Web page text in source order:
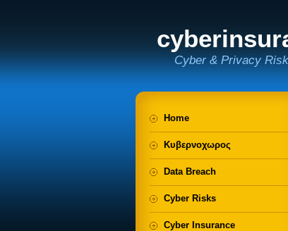
Cyber & Privacy
Home
Κυβερνοχωρος
Data Breach
Cyber Risks
Cyber Insurance